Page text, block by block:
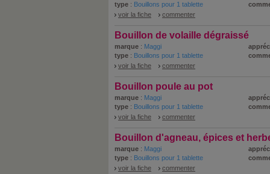
type : Bouillons pour 1 tablette
voir la fiche
commenter
Bouillon de volaille dégraissé
marque : Maggi
type : Bouillons pour 1 tablette
voir la fiche
commenter
Bouillon poule au pot
marque : Maggi
type : Bouillons pour 1 tablette
voir la fiche
commenter
Bouillon d'agneau, épices et
marque : Maggi
type : Bouillons pour 1 tablette
voir la fiche
commenter